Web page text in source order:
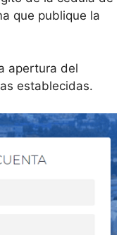
que publique la
apertura del
establecidas.